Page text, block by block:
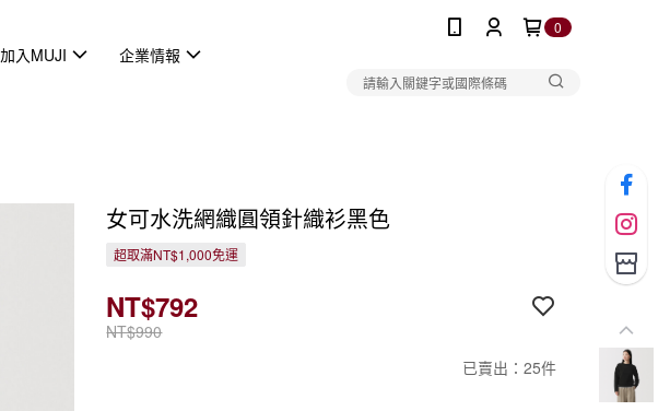
0
加入MUJI 企業情報
女可水洗網織圓領針織衫黑色
超取滿NT$1,000免運
NT$990
NT$792
已賣出：25件